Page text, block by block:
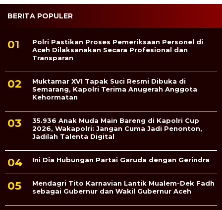
BERITA POPULER
Polri Pastikan Proses Pemeriksaan Personel di
Aceh Dilaksanakan Secara Profesional dan
Transparan
Muktamar XVI Tapak Suci Resmi Dibuka di
Semarang, Kapolri Terima Anugerah Anggota
Kehormatan
35.936 Anak Muda Main Bareng di Kapolri Cup
2026, Wakapolri: Jangan Cuma Jadi Penonton,
Jadilah Talenta Digital
Ini Dia Hubungan Partai Garuda dengan Gerindra
Mendagri Tito Karnavian Lantik Mualem-Dek Fadh
sebagai Gubernur dan Wakil Gubernur Aceh